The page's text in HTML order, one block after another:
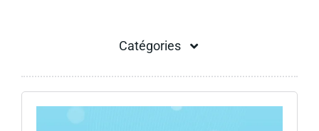
Catégories
Flex＆elastomer rubber joint